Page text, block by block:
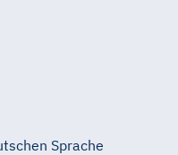
Sprache